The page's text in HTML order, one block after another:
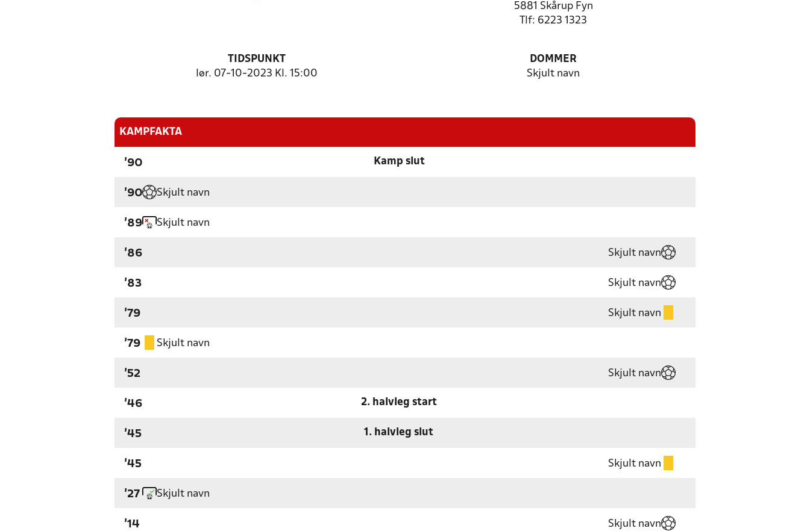
5881 Skårup Fyn
Tlf: 6223 1323
TIDSPUNKT
lør. 07-10-2023 Kl. 15:00
DOMMER
Skjult navn
KAMPFAKTA
'90 Kamp slut
'90 Skjult navn
'89 Skjult navn
'86 Skjult navn
'83 Skjult navn
'79 Skjult navn
'79 Skjult navn
'52 Skjult navn
'46 2. halvleg start
'45 1. halvleg slut
'45 Skjult navn
'27 Skjult navn
'14 Skjult navn